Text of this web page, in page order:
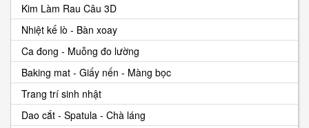
Kim Làm Rau Câu 3D
Nhiệt kế lò - Bàn xoay
Ca đong - Muỗng đo lường
Baking mat - Giấy nến - Màng bọc
Trang trí sinh nhật
Dao cắt - Spatula - Chà láng